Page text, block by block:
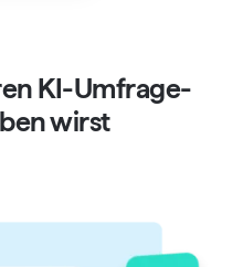
KI-Umfrage-
wirst